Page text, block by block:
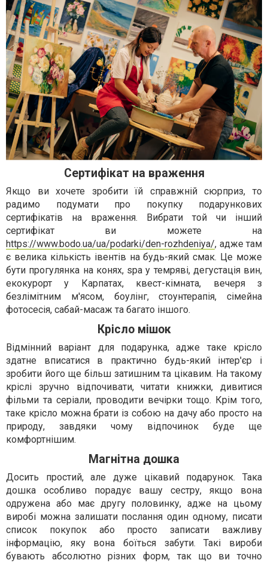
Сертифікат на враження
Якщо ви хочете зробити їй справжній сюрприз, то
радимо подумати про покупку подарункових
сертифікатів на враження. Вибрати той чи інший
сертифікат ви можете на
https://www.bodo.ua/ua/podarki/den-rozhdeniya/, адже там
є велика кількість івентів на будь-який смак. Це може
бути прогулянка на конях, spa у темряві, дегустація вин,
екокурорт у Карпатах, квест-кімната, вечеря з
безлімітним м'ясом, боулінг, стоунтерапія, сімейна
фотосесія, сабай-масаж та багато іншого.
Крісло мішок
Відмінний варіант для подарунка, адже таке крісло
здатне вписатися в практично будь-який інтер'єр і
зробити його ще більш затишним та цікавим. На такому
кріслі зручно відпочивати, читати книжки, дивитися
фільми та серіали, проводити вечірки тощо. Крім того,
таке крісло можна брати із собою на дачу або просто на
природу, завдяки чому відпочинок буде ще
комфортнішим.
Магнітна дошка
Досить простий, але дуже цікавий подарунок. Така
дошка особливо порадує вашу сестру, якщо вона
одружена або має другу половинку, адже на цьому
виробі можна залишати послання один одному, писати
список покупок або просто записати важливу
інформацію, яку вона боїться забути. Такі вироби
бувають абсолютно різних форм, так що ви точно